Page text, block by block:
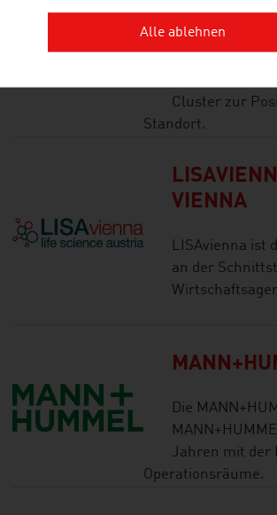
MBH
Life Science
die
Cluster zur
Standort.
VIENNA
LISAvienna ist
an der
Die
Jahren mit der
Operationsräume.
Alle ablehnen